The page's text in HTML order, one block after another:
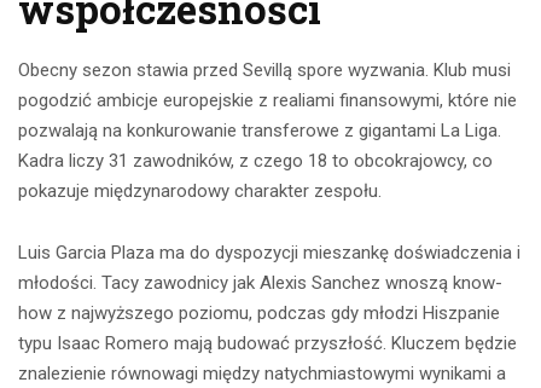
Obecny sezon stawia przed Sevillą spore wyzwania. Klub musi
pogodzić ambicje europejskie z realiami finansowymi, które nie
pozwalają na konkurowanie transferowe z gigantami La Liga.
Kadra liczy 31 zawodników, z czego 18 to obcokrajowcy, co
pokazuje międzynarodowy charakter zespołu.
Luis Garcia Plaza ma do dyspozycji mieszankę doświadczenia i
młodości. Tacy zawodnicy jak Alexis Sanchez wnoszą know-
how z najwyższego poziomu, podczas gdy młodzi Hiszpanie
typu Isaac Romero mają budować przyszłość. Kluczem będzie
znalezienie równowagi między natychmiastowymi wynikami a